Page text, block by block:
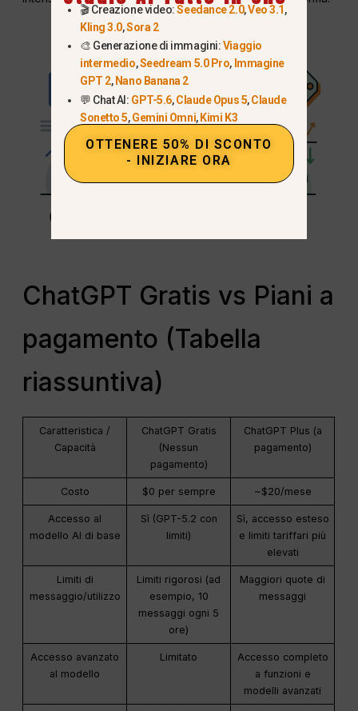
ChatGPT Gratis vs Piani a
pagamento (Tabella
riassuntiva)
Caratteristica /
Capacità
ChatGPT Gratis
(Nessun
pagamento)
ChatGPT Plus (a
pagamento)
Costo $0 per sempre ~$20/mese
Accesso al
modello AI di base
Sì (GPT-5.2 con
limiti)
Sì, accesso esteso
e limiti tariffari più
elevati
Limiti di
messaggio/utilizzo
Limiti rigorosi (ad
esempio, 10
messaggi ogni 5
ore)
Maggiori quote di
messaggi
Accesso avanzato
al modello
Limitato
Accesso completo
a funzioni e
modelli avanzati
🎬 Creazione video:Seedance 2.0,Veo 3.1,
Kling 3.0,Sora 2
🎨 Generazione di immagini:Viaggio
intermedio,Seedream 5.0 Pro, Immagine
GPT 2,Nano Banana 2
💬 Chat AI: GPT-5.6,Claude Opus 5,Claude
Sonetto 5,Gemini Omni,Kimi K3
OTTENERE 50% DI SCONTO
- INIZIARE ORA